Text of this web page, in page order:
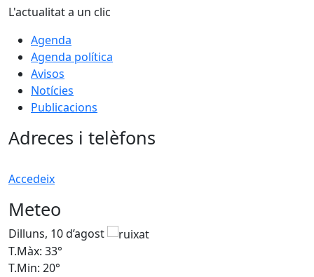
L'actualitat a un clic
Agenda
Agenda política
Avisos
Notícies
Publicacions
Adreces i telèfons
Accedeix
Meteo
Dilluns, 10 d’agost
T.Màx: 33°
T.Min: 20°